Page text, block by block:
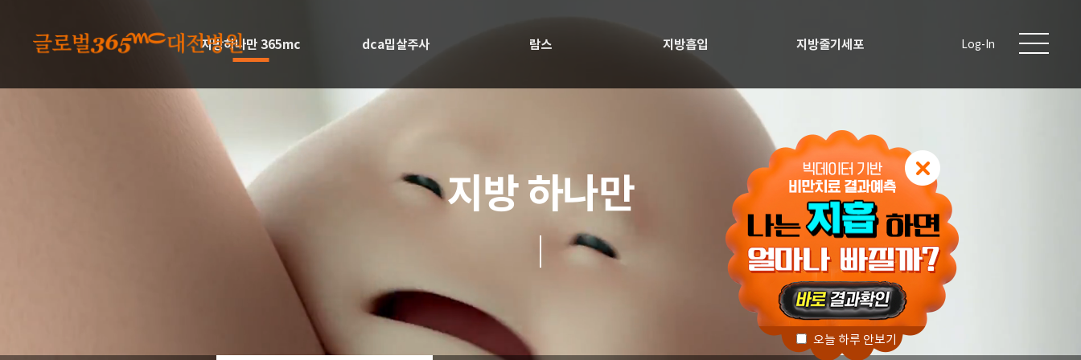
지방하나만 365mc dca밉살주사 람스 지방흡입 지방줄기세포 Log-In
지방 하나만
오늘 하루 안보기